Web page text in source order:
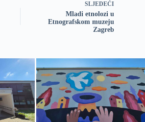
SLJEDEĆI
Mladi etnolozi u
Etnografskom muzeju
Zagreb